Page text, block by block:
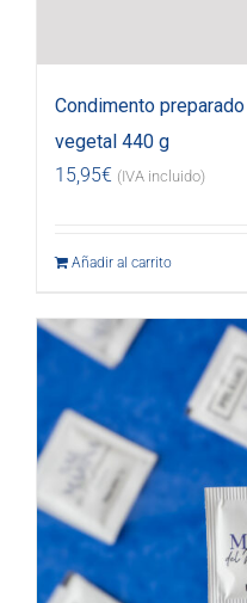
Condimento
vegetal 440 g
15,95€ (IVA incluido)
Añadir al carrito